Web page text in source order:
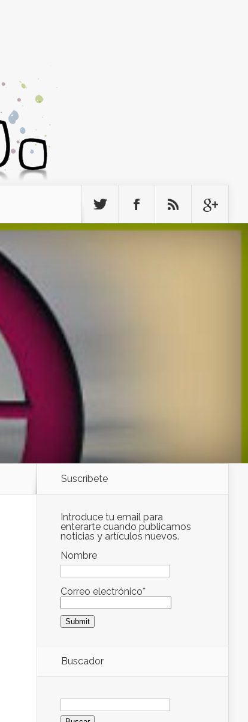
Suscríbete
Introduce tu email para
enterarte cuando publicamos
noticias y artículos nuevos.
Nombre
Correo electrónico*
Buscador
Buscar: